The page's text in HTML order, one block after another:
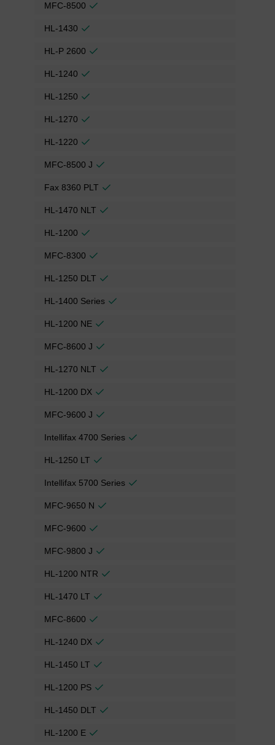
MFC-8500
HL-1430
HL-P 2600
HL-1240
HL-1250
HL-1270
HL-1220
MFC-8500 J
Fax 8360 PLT
HL-1470 NLT
HL-1200
MFC-8300
HL-1250 DLT
HL-1400 Series
HL-1200 NE
MFC-8600 J
HL-1270 NLT
HL-1200 DX
MFC-9600 J
Intellifax 4700 Series
HL-1250 LT
Intellifax 5700 Series
MFC-9650 N
MFC-9600
MFC-9800 J
HL-1200 NTR
HL-1470 LT
MFC-8600
HL-1240 DX
HL-1450 LT
HL-1200 PS
HL-1450 DLT
HL-1200 E